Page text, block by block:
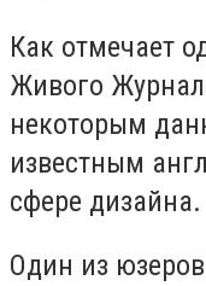
Как отмечает
Живого
некоторым
известным
сфере дизайна.
Один из